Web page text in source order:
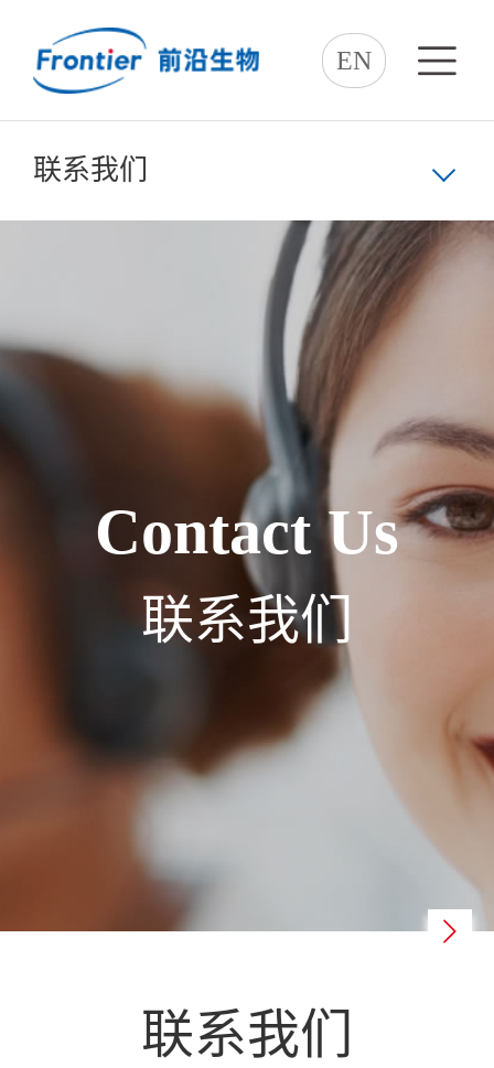
EN
联系我们
联系我们
Contact Us
联系我们